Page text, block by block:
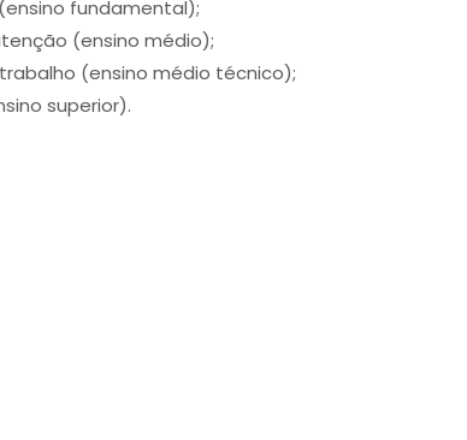
fundamental);
(ensino médio);
(ensino médio técnico);
superior).